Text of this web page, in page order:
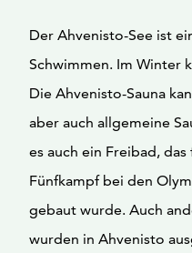
Der Ahvenisto-See ist
Schwimmen. Im Winter
Die Ahvenisto-Sauna
aber auch allgemeine
es auch ein Freibad,
Fünfkampf bei den
gebaut wurde. Auch
wurden in Ahvenisto